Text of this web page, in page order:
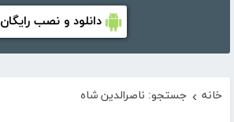
دانلود و نصب رایگان
خانه › جستجو: ناصرالدین شاه